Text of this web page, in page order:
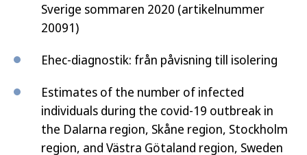
Sverige sommaren 2020 (artikelnummer
20091)
Ehec-diagnostik: från påvisning till isolering
Estimates of the number of infected
individuals during the covid-19 outbreak in
the Dalarna region, Skåne region, Stockholm
region, and Västra Götaland region, Sweden